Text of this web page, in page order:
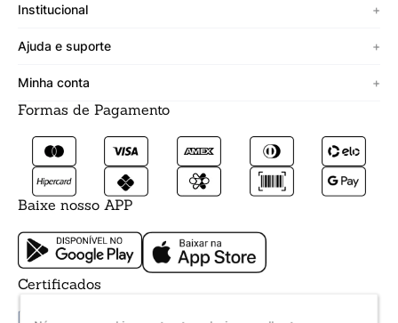
Institucional +
Sobre a Cicero
Fale conosco
Ajuda e suporte +
Termos de uso
Política de segurança
Prazos de entrega
Formas de pagamento
Minha conta +
Meus Dados
Meus Pedidos
Meus Favoritos
Formas de Pagamento
Baixe nosso APP
Certificados